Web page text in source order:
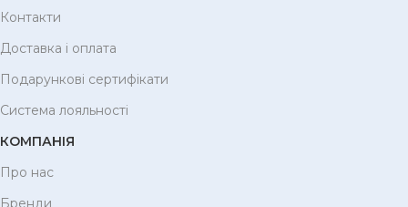
Контакти
Доставка і оплата
Подарункові сертифікати
Система лояльності
КОМПАНІЯ
Про нас
Бренди